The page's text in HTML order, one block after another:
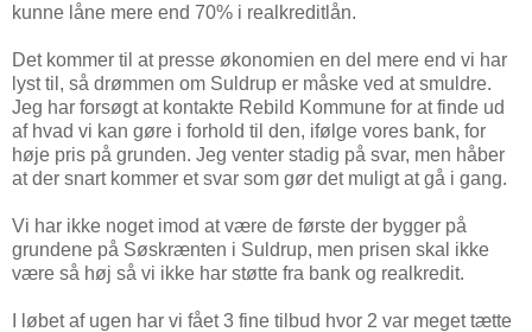
kunne låne mere end 70% i realkreditlån.
Det kommer til at presse økonomien en del mere end vi har
lyst til, så drømmen om Suldrup er måske ved at smuldre.
Jeg har forsøgt at kontakte Rebild Kommune for at finde ud
af hvad vi kan gøre i forhold til den, ifølge vores bank, for
høje pris på grunden. Jeg venter stadig på svar, men håber
at der snart kommer et svar som gør det muligt at gå i gang.
Vi har ikke noget imod at være de første der bygger på
grundene på Søskrænten i Suldrup, men prisen skal ikke
være så høj så vi ikke har støtte fra bank og realkredit.
I løbet af ugen har vi fået 3 fine tilbud hvor 2 var meget tætte